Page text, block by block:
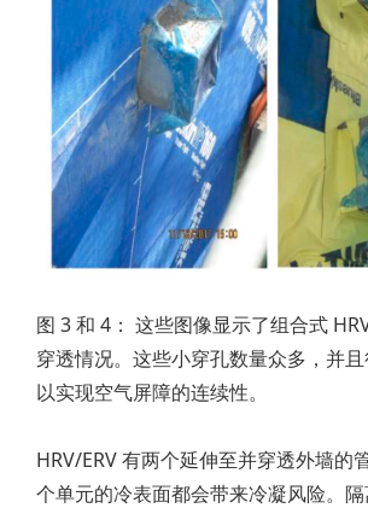
图 3 和 4： 这些图像显示了组合式
穿透情况。这些小穿孔数量众多，并
以实现空气屏障的连续性。
HRV/ERV 有两个延伸至并穿透外墙的
个单元的冷表面都会带来冷凝风险。隔